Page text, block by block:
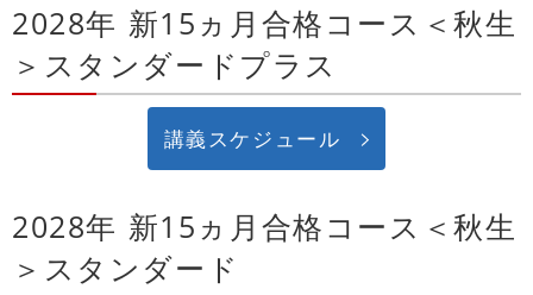
2028年 新15ヵ月合格コース＜秋生
＞スタンダードプラス
講義スケジュール
2028年 新15ヵ月合格コース＜秋生
＞スタンダード